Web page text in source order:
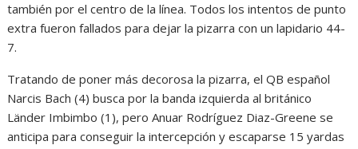
también por el centro de la línea. Todos los intentos de punto
extra fueron fallados para dejar la pizarra con un lapidario 44-
7.
Tratando de poner más decorosa la pizarra, el QB español
Narcis Bach (4) busca por la banda izquierda al británico
Länder Imbimbo (1), pero Anuar Rodríguez Diaz-Greene se
anticipa para conseguir la intercepción y escaparse 15 yardas